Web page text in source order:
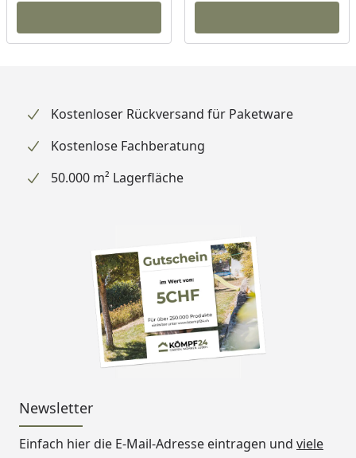
Kostenloser Rückversand für Paketware
Kostenlose Fachberatung
50.000 m² Lagerfläche
Newsletter
Einfach hier die E-Mail-Adresse eintragen und viele